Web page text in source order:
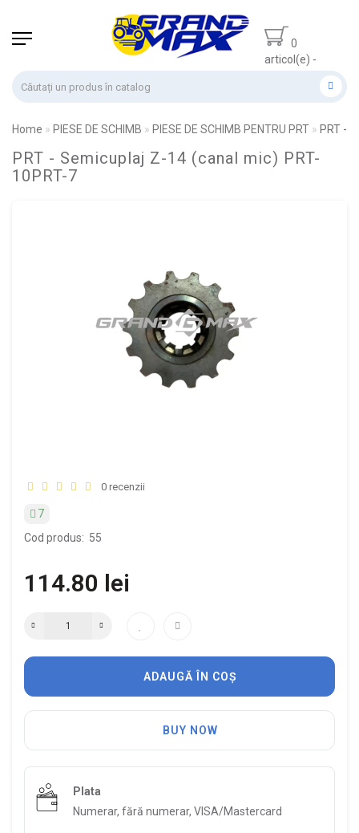
0
articol(e) -
Home PIESE DE SCHIMB PIESE DE SCHIMB PENTRU PRT PRT -
PRT - Semicuplaj Z-14 (canal mic) PRT-
10PRT-7
0 recenzii
7
Cod produs: 55
114.80 lei
ADAUGĂ ÎN COȘ
BUY NOW
Plata
Numerar, fără numerar, VISA/Mastercard